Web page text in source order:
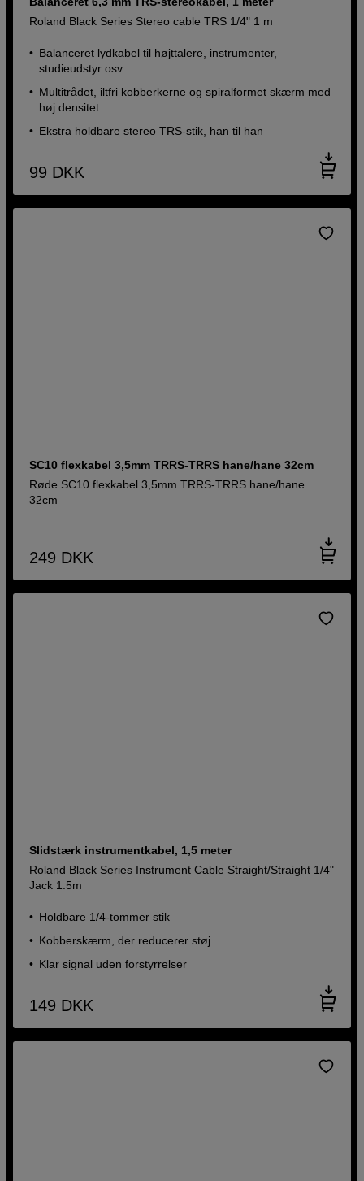
Roland Black Series Stereo cable TRS 1/4" 1 m
Balanceret lydkabel til højttalere, instrumenter,
studieudstyr osv
Multitrådet, iltfri kobberkerne og spiralformet skærm med
høj densitet
Ekstra holdbare stereo TRS-stik, han til han
99 DKK
SC10 flexkabel 3,5mm TRRS-TRRS hane/hane 32cm
Røde SC10 flexkabel 3,5mm TRRS-TRRS hane/hane
32cm
249 DKK
Slidstærk instrumentkabel, 1,5 meter
Roland Black Series Instrument Cable Straight/Straight 1/4"
Jack 1.5m
Holdbare 1/4-tommer stik
Kobberskærm, der reducerer støj
Klar signal uden forstyrrelser
149 DKK